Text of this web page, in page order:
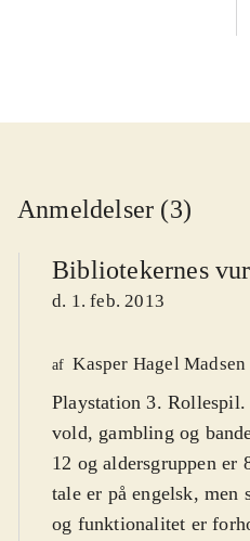
Anmeldelser (3)
Bibliotekernes
d. 1. feb. 2013
af Kasper Hagel Madsen
Playstation 3.
vold, gambling og
12 og aldersgruppen er
tale er på engelsk, men
og funktionalitet er